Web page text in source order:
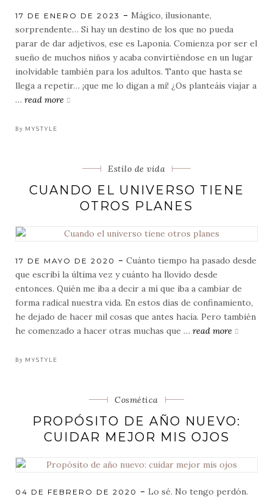
POSTED
17 DE ENERO DE 2023
Mágico, ilusionante,
sorprendente… Si hay un destino de los que no pueda
parar de dar adjetivos, ese es Laponia. Comienza por ser el
sueño de muchos niños y acaba convirtiéndose en un lugar
inolvidable también para los adultos. Tanto que hasta se
llega a repetir… ¡que me lo digan a mí! ¿Os planteáis viajar a
… read more
By MYSTYLE
Categorias
Estilo de vida
CUANDO EL UNIVERSO TIENE
OTROS PLANES
POSTED
17 DE MAYO DE 2020
Cuánto tiempo ha pasado desde
que escribí la última vez y cuánto ha llovido desde
entonces. Quién me iba a decir a mí que iba a cambiar de
forma radical nuestra vida. En estos días de confinamiento,
he dejado de hacer mil cosas que antes hacía. Pero también
he comenzado a hacer otras muchas que … read more
By MYSTYLE
Categorias
Cosmética
PROPÓSITO DE AÑO NUEVO:
CUIDAR MEJOR MIS OJOS
POSTED
04 DE FEBRERO DE 2020 Lo sé. No tengo perdón.